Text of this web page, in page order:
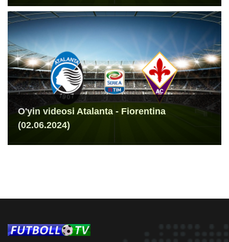
O'yin videosi Atalanta - Fiorentina
(02.06.2024)